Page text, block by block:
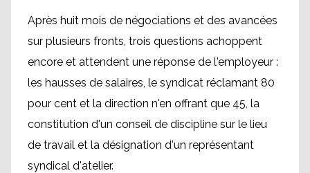
Après huit mois de négociations et des avancées
sur plusieurs fronts, trois questions achoppent
encore et attendent une réponse de l'employeur :
les hausses de salaires, le syndicat réclamant 80
pour cent et la direction n'en offrant que 45, la
constitution d'un conseil de discipline sur le lieu
de travail et la désignation d'un représentant
syndical d'atelier.